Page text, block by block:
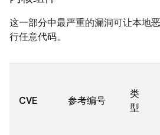
这一部分中最严重的漏洞可让本地
行任意代码。
CVE 参考编号
类
型